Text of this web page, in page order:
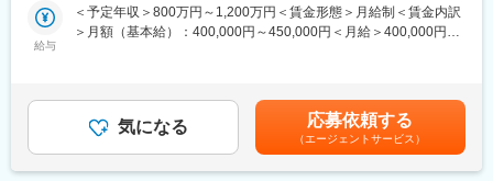
・独身寮（借り上げ社宅）5,000円/月や保育所の併設、名古屋や
奈良への無料シャトルバス、社員食堂やトレーニングジム、完備
変更の範囲：会社の定める業務
■業務内容：
■株式会社太陽工機について：
当社の完全子会社として、独自の研削加工技術を軸に各種研削盤
給与
＜予定年収＞800万円～1,200万円＜賃金形態＞月給制＜賃金内訳
＞月額（基本給）：400,000円～450,000円＜月給＞400,000円～
気になる 応募依頼する
（エージェントサービス）